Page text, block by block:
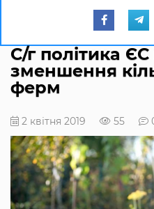
С/г політика
зменшення
ферм
2 квітня 2019 55